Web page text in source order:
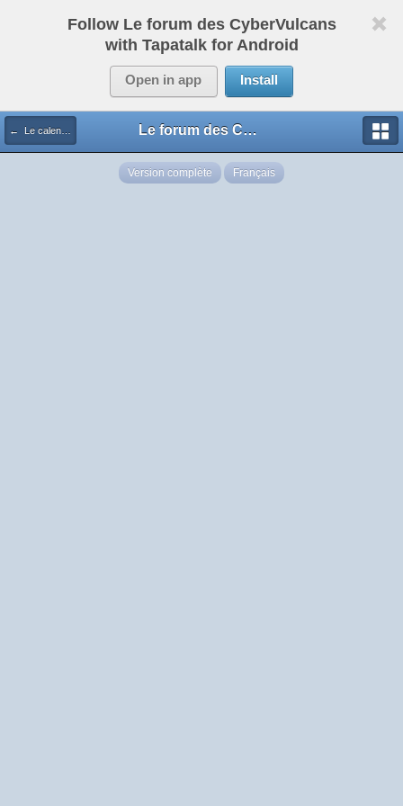
Follow Le forum des CyberVulcans
with Tapatalk for Android
Open in app Install
← Le calendrier des Cybers Le forum des CyberVulcans
Version complète Français